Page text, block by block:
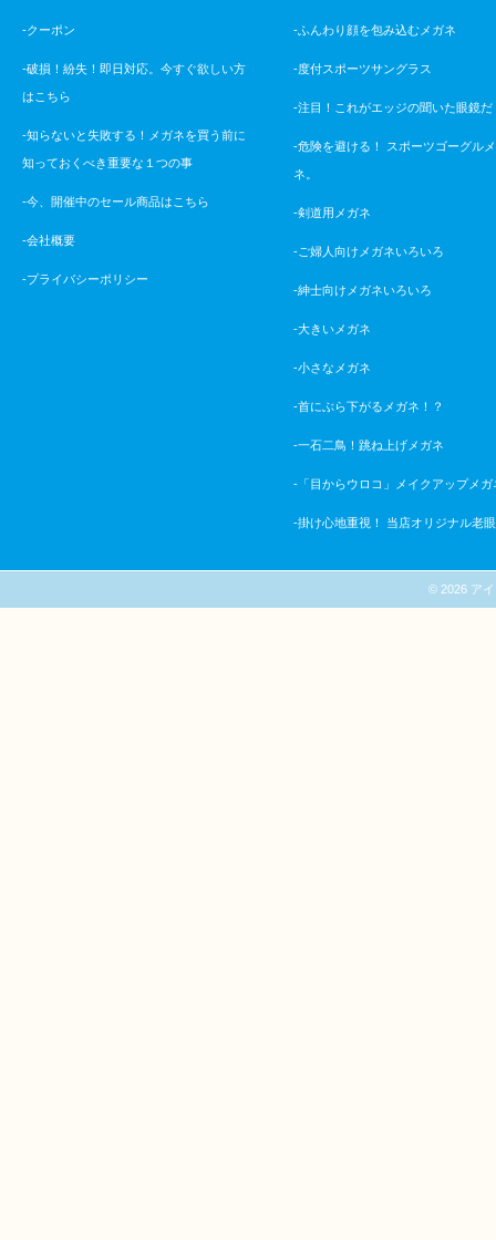
-クーポン
-破損！紛失！即日対応。今すぐ欲しい方
はこちら
-知らないと失敗する！メガネを買う前に
知っておくべき重要な１つの事
-今、開催中のセール商品はこちら
-会社概要
-プライバシーポリシー
-ふんわり顔を包み込むメガネ
-度付スポーツサングラス
-注目！これがエッジの聞いた眼鏡だ
-危険を避ける！ スポーツゴーグル
ネ。
-剣道用メガネ
-ご婦人向けメガネいろいろ
-紳士向けメガネいろいろ
-大きいメガネ
-小さなメガネ
-首にぶら下がるメガネ！？
-一石二鳥！跳ね上げメガネ
-「目からウロコ」メイクアップメガ
-掛け心地重視！ 当店オリジナル老
© 2026 ア